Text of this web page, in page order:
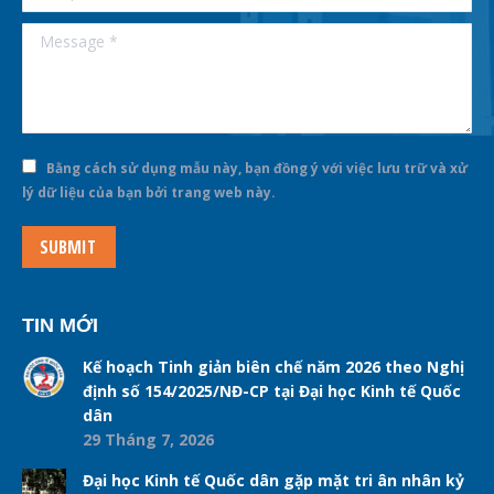
Message *
Bằng cách sử dụng mẫu này, bạn đồng ý với việc lưu trữ và xử
lý dữ liệu của bạn bởi trang web này.
SUBMIT
TIN MỚI
Kế hoạch Tinh giản biên chế năm 2026 theo Nghị
định số 154/2025/NĐ-CP tại Đại học Kinh tế Quốc
dân
29 Tháng 7, 2026
Đại học Kinh tế Quốc dân gặp mặt tri ân nhân kỷ